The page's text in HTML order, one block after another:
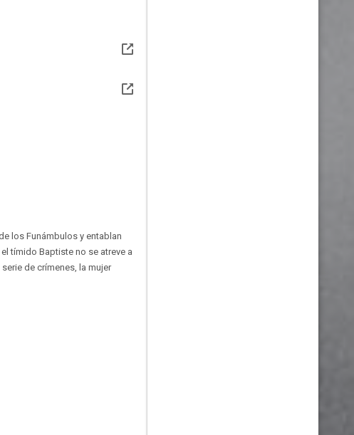
los Funámbulos y entablan
tímido Baptiste no se atreve a
de crímenes, la mujer